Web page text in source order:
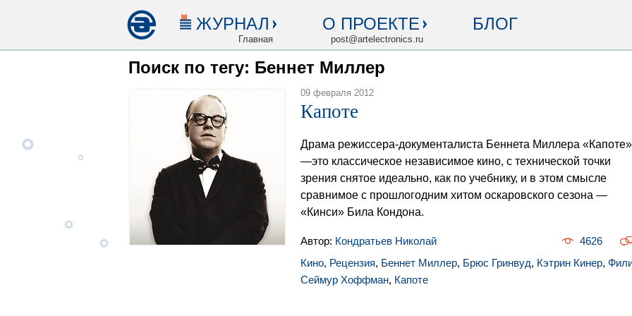
ЖУРНАЛ
Главная
О ПРОЕКТЕ
post@artelectronics.ru
БЛОГ
Поиск по тегу: Беннет Миллер
09 февраля 2012
Капоте
Драма режиссера-документалиста Беннета Миллера «Капоте»
—это классическое независимое кино, с технической точки
зрения снятое идеально, как по учебнику, и в этом смысле
сравнимое с прошлогодним хитом оскаровского сезона —
«Кинси» Била Кондона.
Автор: Кондратьев Николай
4626
Кино, Рецензия, Беннет Миллер, Брюс Гринвуд, Кэтрин Кинер,
Сеймур Хоффман, Капоте